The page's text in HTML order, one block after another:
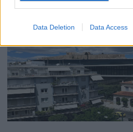
Data Deletion Data Access